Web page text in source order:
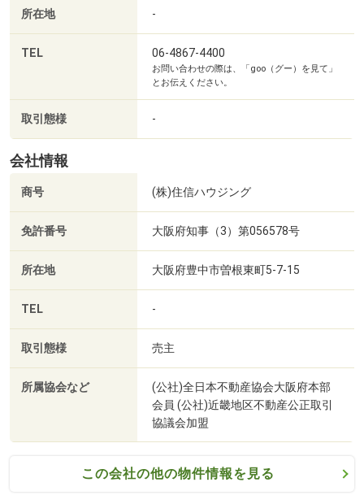
所在地 -
TEL 06-4867-4400
お問い合わせの際は、「goo（グー）を見て」
とお伝えください。
取引態様 -
会社情報
商号 (株)住信ハウジング
免許番号 大阪府知事（3）第056578号
所在地 大阪府豊中市曽根東町5-7-15
TEL -
取引態様 売主
所属協会など
(公社)全日本不動産協会大阪府本部
会員 (公社)近畿地区不動産公正取引
協議会加盟
この会社の他の物件情報を見る